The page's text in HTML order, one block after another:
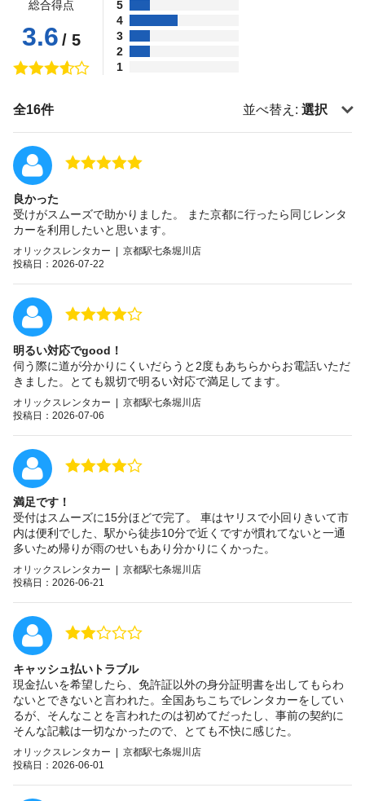
総合得点
3.6 / 5
5
4
3
2
1
全16件 並べ替え: 選択
良かった
受けがスムーズで助かりました。 また京都に行ったら同じレンタ
カーを利用したいと思います。
オリックスレンタカー | 京都駅七条堀川店
投稿日：2026-07-22
明るい対応でgood！
伺う際に道が分かりにくいだらうと2度もあちらからお電話いただ
きました。とても親切で明るい対応で満足してます。
オリックスレンタカー | 京都駅七条堀川店
投稿日：2026-07-06
満足です！
受付はスムーズに15分ほどで完了。 車はヤリスで小回りきいて市
内は便利でした、駅から徒歩10分で近くですが慣れてないと一通
多いため帰りが雨のせいもあり分かりにくかった。
オリックスレンタカー | 京都駅七条堀川店
投稿日：2026-06-21
キャッシュ払いトラブル
現金払いを希望したら、免許証以外の身分証明書を出してもらわ
ないとできないと言われた。全国あちこちでレンタカーをしてい
るが、そんなことを言われたのは初めてだったし、事前の契約に
そんな記載は一切なかったので、とても不快に感じた。
オリックスレンタカー | 京都駅七条堀川店
投稿日：2026-06-01